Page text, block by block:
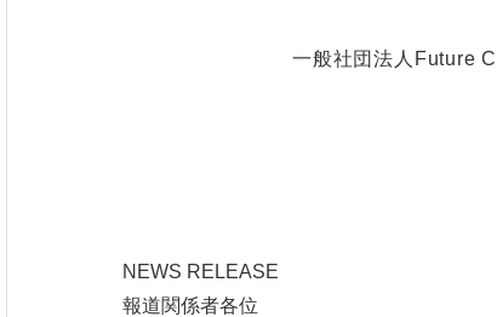
一般社団法人Future
NEWS RELEASE
報道関係者各位